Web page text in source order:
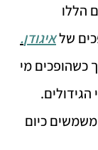
הללו
שלאיגודן.
כשהופכים מי
משמשים כיום